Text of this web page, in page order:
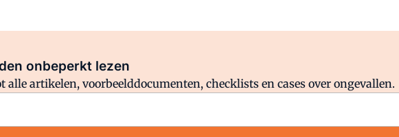
onbeperkt lezen
alle artikelen, voorbeelddocumenten, checklists en cases over ongevallen.